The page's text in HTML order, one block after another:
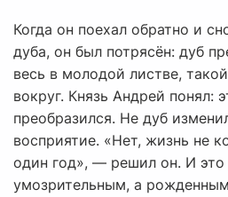
Когда он поехал обратно и
дуба, он был потрясён: дуб
весь в молодой листве,
вокруг. Князь Андрей понял:
преобразился. Не дуб
восприятие. «Нет, жизнь не
один год», — решил он. И
умозрительным, а